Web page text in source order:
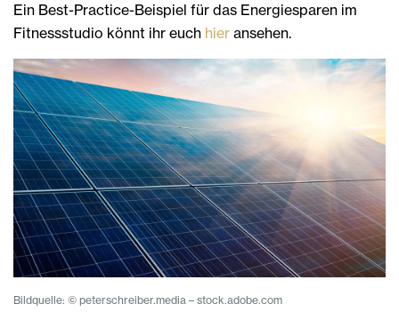
Ein Best-Practice-Beispiel für das Energiesparen im
Fitnessstudio könnt ihr euch hier ansehen.
Bildquelle: © peterschreiber.media – stock.adobe.com